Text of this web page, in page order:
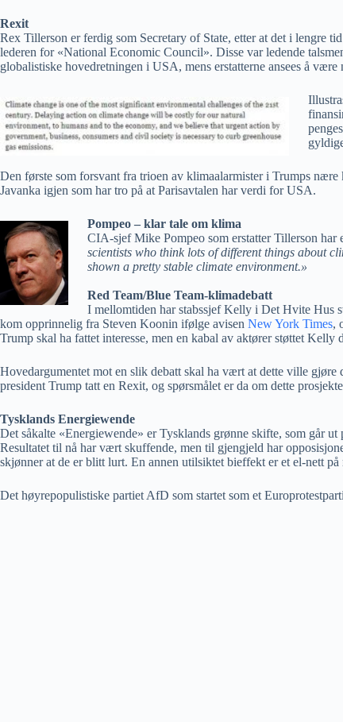
Rexit
Rex Tillerson er ferdig som Secretary of State, etter at det i lengre
lederen for «National Economic Council». Disse var ledende
globalistiske hovedretningen i USA, mens erstatterne ansees å
Den første som forsvant fra trioen av klimaalarmister i Trumps nære
Javanka igjen som har tro på at Parisavtalen har verdi for USA.
Pompeo – klar tale om klima
CIA-sjef Mike Pompeo som erstatter Tillerson
scientists who think lots of different things about
shown a pretty stable climate environment.»
Red Team/Blue Team-klimadebatt
I mellomtiden har stabssjef Kelly i Det Hvite Hus
kom opprinnelig fra Steven Koonin ifølge avisen New York Times,
Trump skal ha fattet interesse, men en kabal av aktører støttet Kelly
Hovedargumentet mot en slik debatt skal ha vært at dette ville
president Trump tatt en Rexit, og spørsmålet er da om dette
Tysklands Energiewende
Det såkalte «Energiewende» er Tysklands grønne skifte, som går
Resultatet til nå har vært skuffende, men til gjengjeld har
skjønner at de er blitt lurt. En annen utilsiktet bieffekt er et el-nett
Det høyrepopulistiske partiet AfD som startet som et